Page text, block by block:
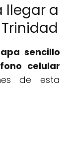
llegar a
sencillo
celular
de esta